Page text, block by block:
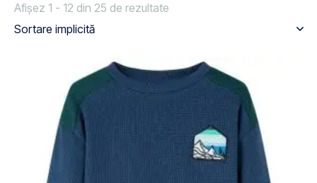
Afișez 1 - 12 din 25 de rezultate